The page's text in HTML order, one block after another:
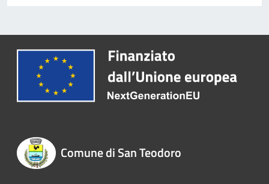
Comune di San Teodoro